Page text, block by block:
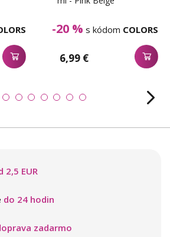
-20 % s kódom COLORS
6,99 €
2,5 EUR
do 24 hodin
zadarmo